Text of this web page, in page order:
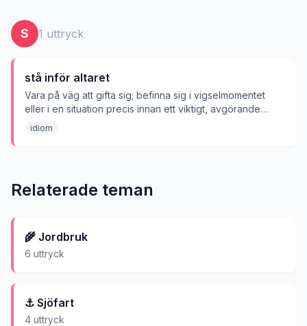
S 1 uttryck
stå inför altaret
Vara på väg att gifta sig; befinna sig i vigselmomentet
eller i en situation precis innan ett viktigt, avgörande
beslut fattas.
idiom
Relaterade teman
🌾 Jordbruk
6 uttryck
⚓ Sjöfart
4 uttryck